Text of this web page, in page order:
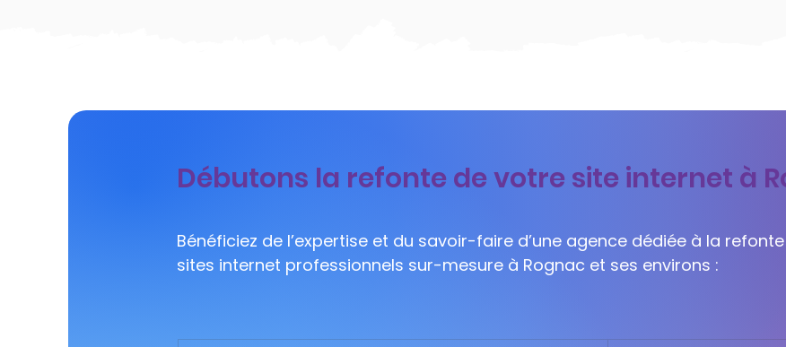
Débutons la refonte de votre site internet à
Bénéficiez de l’expertise et du savoir-faire d’une agence dédiée à la
sites internet professionnels sur-mesure à Rognac et ses environs :